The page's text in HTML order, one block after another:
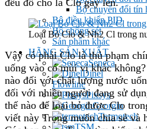
Bộ chuyển đổi tín
Bộ điều khiển PID
Bộ chống sét
Sản phẩm khác
HÃNG SẢN XUẤT
Seneca
Dinel
Flowline
Pixsys
Georgin
Termotech
TSM
Loại Bỏ Clo & Nh2 Cl trong
Vậy có phải Clo là thủ phạm
uống vào có mùi vị khác
nào đối với chất lượng nước
đối với nhiều người đang sử
thế nào để loại bỏ được Clo
viết này Trọng muốn chia sẻ và